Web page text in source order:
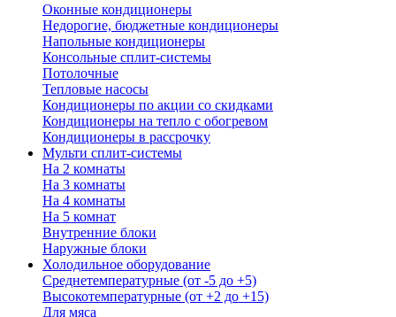
Оконные кондиционеры
Недорогие, бюджетные кондиционеры
Напольные кондиционеры
Консольные сплит-системы
Потолочные
Тепловые насосы
Кондиционеры по акции со скидками
Кондиционеры на тепло с обогревом
Кондиционеры в рассрочку
Мульти сплит-системы
На 2 комнаты
На 3 комнаты
На 4 комнаты
На 5 комнат
Внутренние блоки
Наружные блоки
Холодильное оборудование
Среднетемпературные (от -5 до +5)
Высокотемпературные (от +2 до +15)
Для мяса